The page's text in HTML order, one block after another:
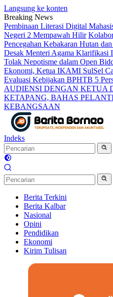
Langsung ke konten
Breaking News
Pembinaan Literasi Digital
Negeri 2 Mempawah Hilir
Pencegahan Kebakaran Hutan
Desak Menteri Agama Klarifikasi
Tolak Nepotisme dalam Open
Ekonomi, Ketua IKAMI SulSel
Evaluasi Kebijakan BPHTB 5
AUDIENSI DENGAN KETUA
KETAPANG, BAHAS
KEBANGSAAN
Indeks
Berita Terkini
Berita Kalbar
Nasional
Opini
Pendidikan
Ekonomi
Kirim Tulisan